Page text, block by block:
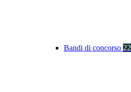
Bandi di concorso 22